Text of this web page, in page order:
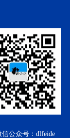
信公众号：dlfeide